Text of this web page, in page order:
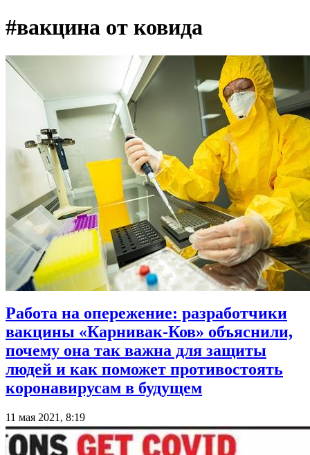
#вакцина от ковида
Работа на опережение: разработчики
вакцины «Карнивак-Ков» объяснили,
почему она так важна для защиты
людей и как поможет противостоять
коронавирусам в будущем
11 мая 2021, 8:19